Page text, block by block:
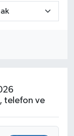
telefon ve